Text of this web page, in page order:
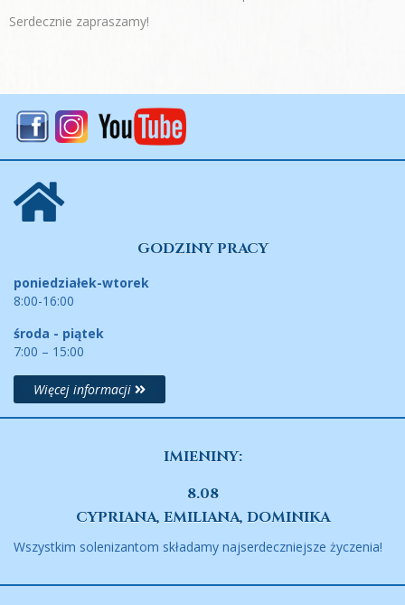
GODZINY PRACY
poniedziałek-wtorek
8:00-16:00
środa - piątek
7:00 – 15:00
Więcej informacji
IMIENINY:
8.08
CYPRIANA, EMILIANA, DOMINIKA
Wszystkim solenizantom składamy najserdeczniejsze życzenia!
Serdecznie zapraszamy!